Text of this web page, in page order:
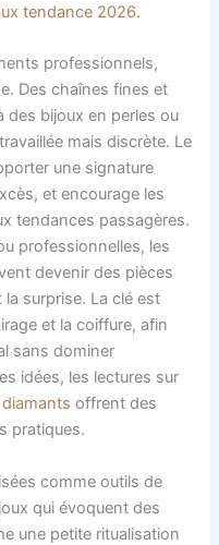
tendance 2026.
professionnels,
Des chaînes fines et
des bijoux en perles ou
mais discrète. Le
une signature
et encourage les
tendances passagères.
professionnelles, les
devenir des pièces
la surprise. La clé est
et la coiffure, afin
sans dominer
idées, les lectures sur
offrent des
pratiques.
comme outils de
qui évoquent des
une petite ritualisation